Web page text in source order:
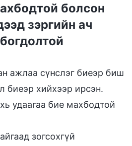
болсон
зэргийн ач
ажлаа сүнслэг биеэр биш
биеэр хийхээр ирсэн.
удаагаа бие махбодтой
зогсохгүй